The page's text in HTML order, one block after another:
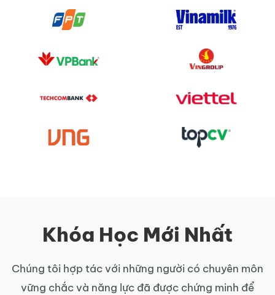
Khóa Học Mới Nhất
Chúng tôi hợp tác với những người có chuyên môn
vững chắc và năng lực đã được chứng minh để